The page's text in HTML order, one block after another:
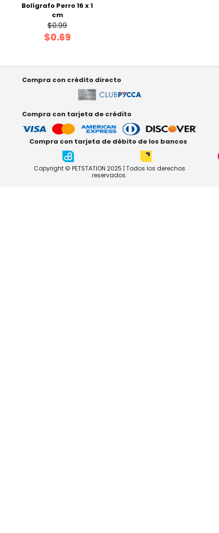
Bolígrafo Perro 16 x 1
cm
$0.99
$0.69
Compra con crédito directo
Compra con tarjeta de crédito
Compra con tarjeta de débito de los bancos
Copyright © PETSTATION 2025 | Todos los derechos
reservados.